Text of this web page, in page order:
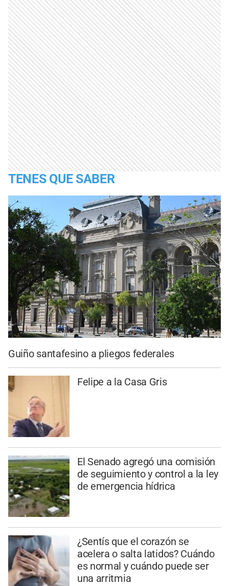
TENES QUE SABER
Guiño santafesino a pliegos federales
Felipe a la Casa Gris
El Senado agregó una comisión
de seguimiento y control a la ley
de emergencia hídrica
¿Sentís que el corazón se
acelera o salta latidos? Cuándo
es normal y cuándo puede ser
una arritmia